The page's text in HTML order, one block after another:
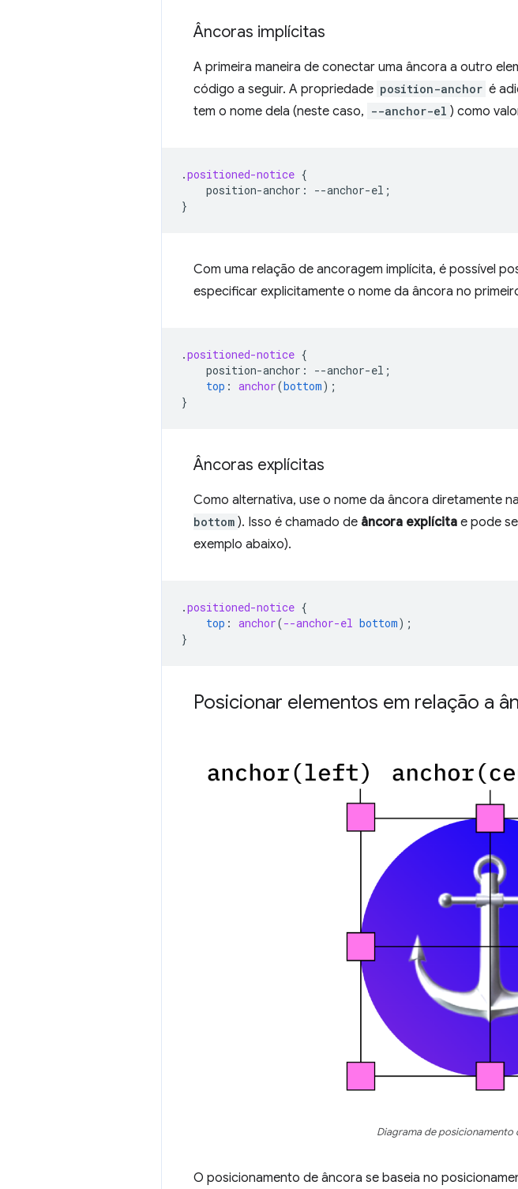
Âncoras implícitas
A primeira maneira de conectar uma âncora a outro
código a seguir. A propriedade position-anchor é
tem o nome dela (neste caso, --anchor-el ) como
.positioned-notice {
position-anchor : --anchor-el ;
}
Com uma relação de ancoragem implícita, é possível
especificar explicitamente o nome da âncora no
.positioned-notice {
position-anchor : --anchor-el ;
top : anchor(bottom);
}
Âncoras explícitas
Como alternativa, use o nome da âncora diretamente
bottom ). Isso é chamado de âncora explícita e pode
exemplo abaixo).
.positioned-notice {
top : anchor(--anchor-el bottom);
}
Posicionar elementos em relação a
Diagrama de
O posicionamento de âncora se baseia no